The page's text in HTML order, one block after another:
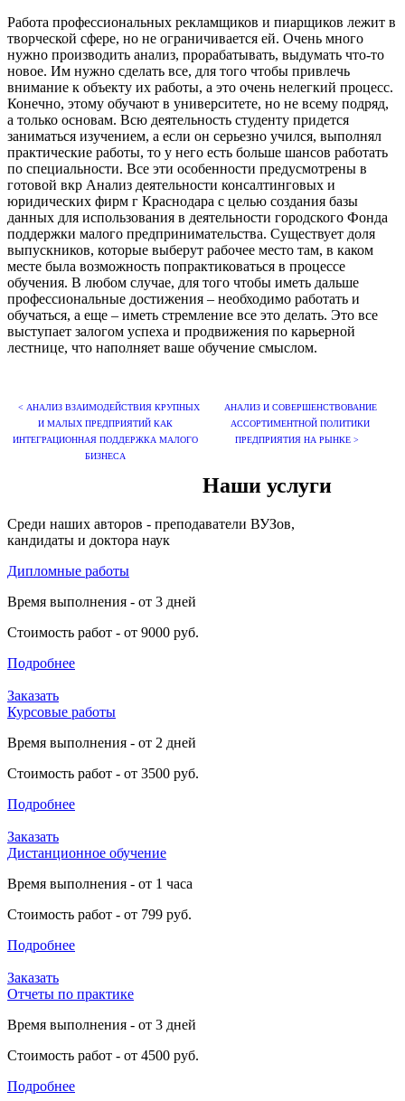
Работа профессиональных рекламщиков и пиарщиков лежит в
творческой сфере, но не ограничивается ей. Очень много
нужно производить анализ, прорабатывать, выдумать что-то
новое. Им нужно сделать все, для того чтобы привлечь
внимание к объекту их работы, а это очень нелегкий процесс.
Конечно, этому обучают в университете, но не всему подряд,
а только основам. Всю деятельность студенту придется
заниматься изучением, а если он серьезно учился, выполнял
практические работы, то у него есть больше шансов работать
по специальности. Все эти особенности предусмотрены в
готовой вкр Анализ деятельности консалтинговых и
юридических фирм г Краснодара с целью создания базы
данных для использования в деятельности городского Фонда
поддержки малого предпринимательства. Существует доля
выпускников, которые выберут рабочее место там, в каком
месте была возможность попрактиковаться в процессе
обучения. В любом случае, для того чтобы иметь дальше
профессиональные достижения – необходимо работать и
обучаться, а еще – иметь стремление все это делать. Это все
выступает залогом успеха и продвижения по карьерной
лестнице, что наполняет ваше обучение смыслом.
< АНАЛИЗ ВЗАИМОДЕЙСТВИЯ КРУПНЫХ
И МАЛЫХ ПРЕДПРИЯТИЙ КАК
ИНТЕГРАЦИОННАЯ ПОДДЕРЖКА МАЛОГО
БИЗНЕСА
АНАЛИЗ И СОВЕРШЕНСТВОВАНИЕ
АССОРТИМЕНТНОЙ ПОЛИТИКИ
ПРЕДПРИЯТИЯ НА РЫНКЕ >
Наши услуги
Среди наших авторов - преподаватели ВУЗов,
кандидаты и доктора наук
Дипломные работы
Время выполнения - от 3 дней
Стоимость работ - от 9000 руб.
Подробнее
Заказать
Курсовые работы
Время выполнения - от 2 дней
Стоимость работ - от 3500 руб.
Подробнее
Заказать
Дистанционное обучение
Время выполнения - от 1 часа
Стоимость работ - от 799 руб.
Подробнее
Заказать
Отчеты по практике
Время выполнения - от 3 дней
Стоимость работ - от 4500 руб.
Подробнее